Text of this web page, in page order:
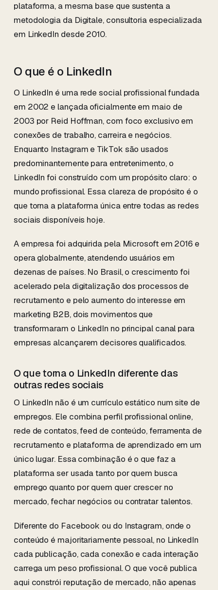
plataforma, a mesma base que sustenta a
metodologia da Digitale, consultoria especializada
em LinkedIn desde 2010.
O que é o LinkedIn
O LinkedIn é uma rede social profissional fundada
em 2002 e lançada oficialmente em maio de
2003 por Reid Hoffman, com foco exclusivo em
conexões de trabalho, carreira e negócios.
Enquanto Instagram e TikTok são usados
predominantemente para entretenimento, o
LinkedIn foi construído com um propósito claro: o
mundo profissional. Essa clareza de propósito é o
que torna a plataforma única entre todas as redes
sociais disponíveis hoje.
A empresa foi adquirida pela Microsoft em 2016 e
opera globalmente, atendendo usuários em
dezenas de países. No Brasil, o crescimento foi
acelerado pela digitalização dos processos de
recrutamento e pelo aumento do interesse em
marketing B2B, dois movimentos que
transformaram o LinkedIn no principal canal para
empresas alcançarem decisores qualificados.
O que torna o LinkedIn diferente das
outras redes sociais
O LinkedIn não é um currículo estático num site de
empregos. Ele combina perfil profissional online,
rede de contatos, feed de conteúdo, ferramenta de
recrutamento e plataforma de aprendizado em um
único lugar. Essa combinação é o que faz a
plataforma ser usada tanto por quem busca
emprego quanto por quem quer crescer no
mercado, fechar negócios ou contratar talentos.
Diferente do Facebook ou do Instagram, onde o
conteúdo é majoritariamente pessoal, no LinkedIn
cada publicação, cada conexão e cada interação
carrega um peso profissional. O que você publica
aqui constrói reputação de mercado, não apenas